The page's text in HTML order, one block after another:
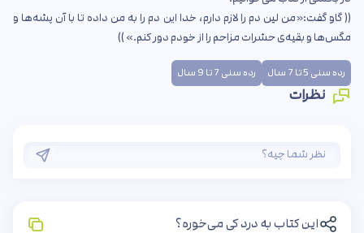
(( گاو گفت:«من لین دم را لازم دارم، خدا این دم را به من داده تا با آن پشه‌ها و
مگس‌ها و بقیه‌ی حشرات مزاحم را از خودم دور کنم.» ))
رده سنی 5 تا 7 سال رده سنی 7 تا 9 سال
نظرات
این کتاب به درد کی می‌خوره؟